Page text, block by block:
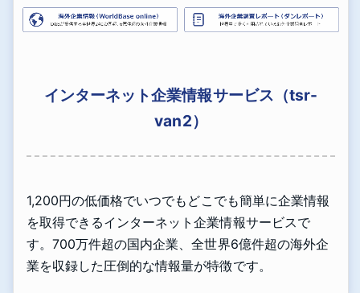
インターネット企業情報サービス（tsr-
van2）
1,200円の低価格でいつでもどこでも簡単に企業情報
を取得できるインターネット企業情報サービスで
す。700万件超の国内企業、全世界6億件超の海外企
業を収録した圧倒的な情報量が特徴です。